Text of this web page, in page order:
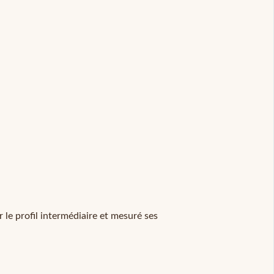
le profil intermédiaire et mesuré ses